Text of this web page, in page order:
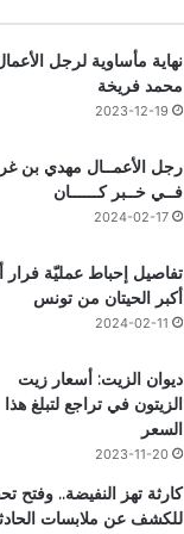
نهاية مأساوية لرجل
محمد فريخة
2023-12-19
رجل الأعمــال مهدي بن
فــي خــبر كــــــان
2024-02-17
تفاصيل إحباط عمليّة فرار
أكبر الحيتان من تونس
2024-02-11
ديوان الزيت: أسعار زيت
الزيتون في تراجع لتبلغ هذا
السعر
2023-11-20
كارثة تهز النفيضة.. وفتح
للكشف عن ملابسات